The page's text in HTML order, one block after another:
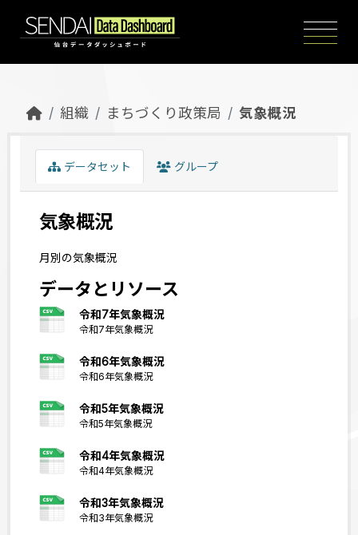
組織 まちづくり政策局 気象概況
データセット グループ
気象概況
月別の気象概況
データとリソース
令和7年気象概況
令和7年気象概況
令和6年気象概況
令和6年気象概況
令和5年気象概況
令和5年気象概況
令和4年気象概況
令和4年気象概況
令和3年気象概況
令和3年気象概況